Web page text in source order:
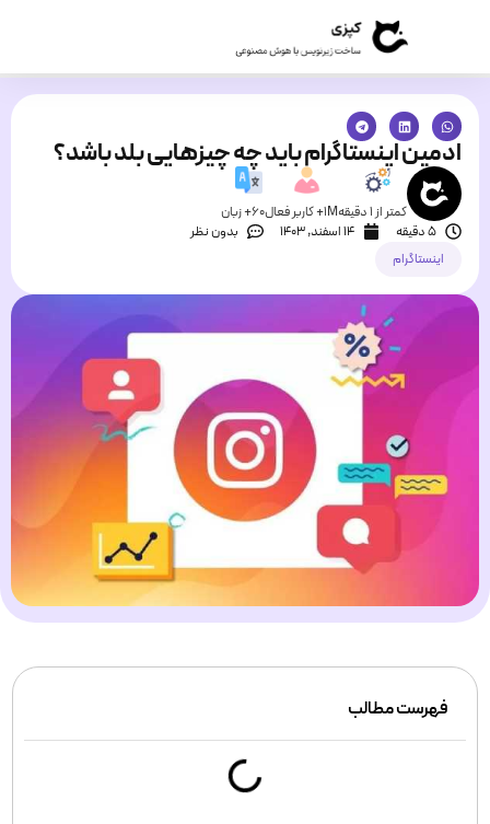
ادمین اینستاگرام باید چه چیزهایی بلد باشد؟
کمتر از 1 دقیقه 1M+ کاربر فعال
60+ زبان
5 دقیقه
۱۴ اسفند, ۱۴۰۳
بدون نظر
اینستاگرام
فهرست مطالب